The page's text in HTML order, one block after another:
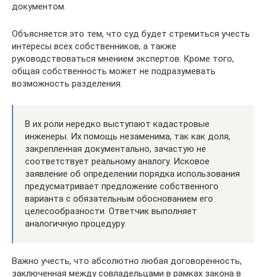
документом.
Объясняется это тем, что суд будет стремиться учесть
интересы всех собственников, а также
руководствоваться мнением экспертов. Кроме того,
общая собственность может не подразумевать
возможность разделения.
В их роли нередко выступают кадастровые
инженеры. Их помощь незаменима, так как доля,
закрепленная документально, зачастую не
соответствует реальному аналогу. Исковое
заявление об определении порядка использования
предусматривает предложение собственного
варианта с обязательным обоснованием его
целесообразности. Ответчик выполняет
аналогичную процедуру.
Важно учесть, что абсолютно любая договорённость,
заключенная между совладельцами в рамках закона в